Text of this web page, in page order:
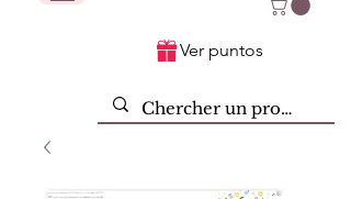
Ver puntos